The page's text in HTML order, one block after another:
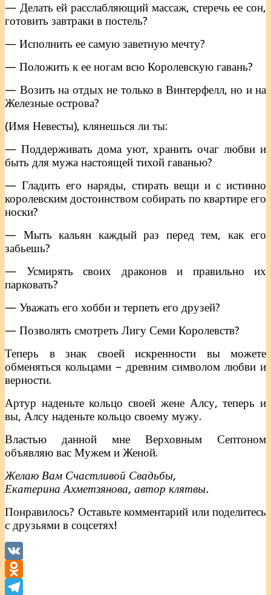
— Делать ей расслабляющий массаж, стеречь ее сон,
готовить завтраки в постель?
— Исполнить ее самую заветную мечту?
— Положить к ее ногам всю Королевскую гавань?
— Возить на отдых не только в Винтерфелл, но и на
Железные острова?
(Имя Невесты), клянешься ли ты:
— Поддерживать дома уют, хранить очаг любви и
быть для мужа настоящей тихой гаванью?
— Гладить его наряды, стирать вещи и с истинно
королевским достоинством собирать по квартире его
носки?
— Мыть кальян каждый раз перед тем, как его
забьешь?
— Усмирять своих драконов и правильно их
парковать?
— Уважать его хобби и терпеть его друзей?
— Позволять смотреть Лигу Семи Королевств?
Теперь в знак своей искренности вы можете
обменяться кольцами – древним символом любви и
верности.
Артур наденьте кольцо своей жене Алсу, теперь и
вы, Алсу наденьте кольцо своему мужу.
Властью данной мне Верховным Септоном
объявляю вас Мужем и Женой.
Желаю Вам Счастливой Свадьбы,
Екатерина Ахметзянова, автор клятвы.
Понравилось? Оставьте комментарий или поделитесь
с друзьями в соцсетях!
VK
Odnoklassniki